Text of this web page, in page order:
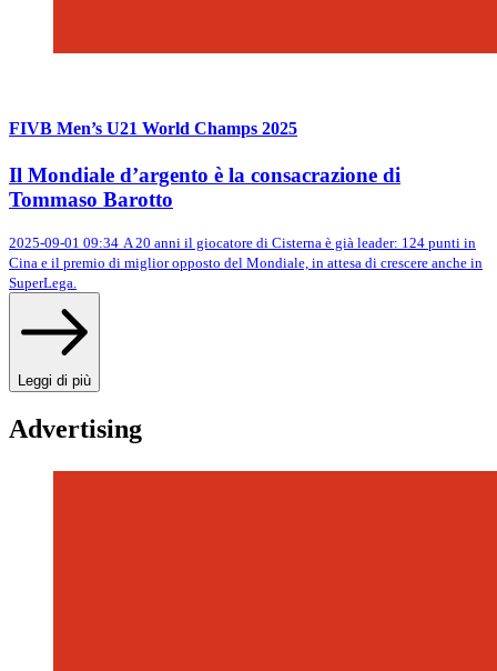
FIVB Men’s U21 World Champs 2025
Il Mondiale d’argento è la consacrazione di
Tommaso Barotto
2025-09-01 09:34 A 20 anni il giocatore di Cisterna è già leader: 124 punti in
Cina e il premio di miglior opposto del Mondiale, in attesa di crescere anche in
SuperLega.
Leggi di più
Advertising